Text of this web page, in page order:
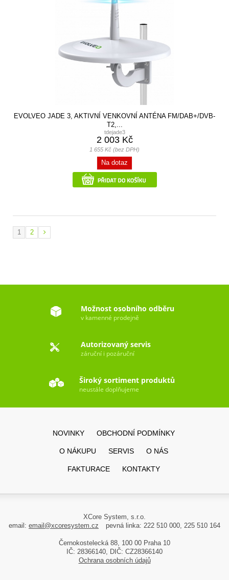
EVOLVEO JADE 3, AKTIVNÍ VENKOVNÍ ANTÉNA FM/DAB+/DVB-
T2,...
tdejade3
2 003 Kč
1 655 Kč (bez DPH)
Na dotaz
1 2
Možnost osobního odběru
v kamenné prodejně
Autorizovaný servis
záruční i pozáruční
Široký sortiment produktů
neustále doplňujeme
NOVINKY OBCHODNÍ PODMÍNKY
O NÁKUPU SERVIS O NÁS
FAKTURACE KONTAKTY
XCore System, s.r.o.
email: email@xcoresystem.cz pevná linka: 222 510 000, 225 510 164
Černokostelecká 88, 100 00 Praha 10
IČ: 28366140, DIČ: CZ28366140
Ochrana osobních údajů